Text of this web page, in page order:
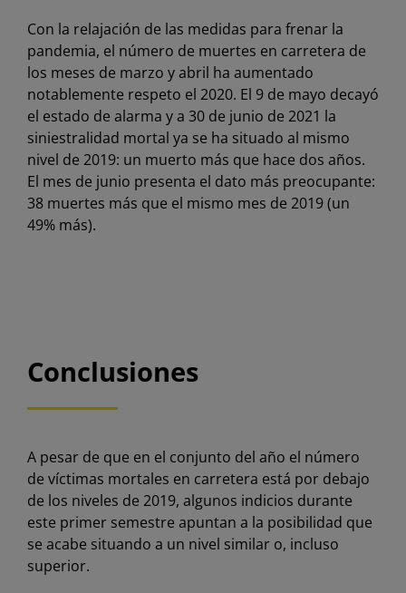
Con la relajación de las medidas para frenar la
pandemia, el número de muertes en carretera de
los meses de marzo y abril ha aumentado
notablemente respeto el 2020. El 9 de mayo decayó
el estado de alarma y a 30 de junio de 2021 la
siniestralidad mortal ya se ha situado al mismo
nivel de 2019: un muerto más que hace dos años.
El mes de junio presenta el dato más preocupante:
38 muertes más que el mismo mes de 2019 (un
49% más).
Conclusiones
A pesar de que en el conjunto del año el número
de víctimas mortales en carretera está por debajo
de los niveles de 2019, algunos indicios durante
este primer semestre apuntan a la posibilidad que
se acabe situando a un nivel similar o, incluso
superior.